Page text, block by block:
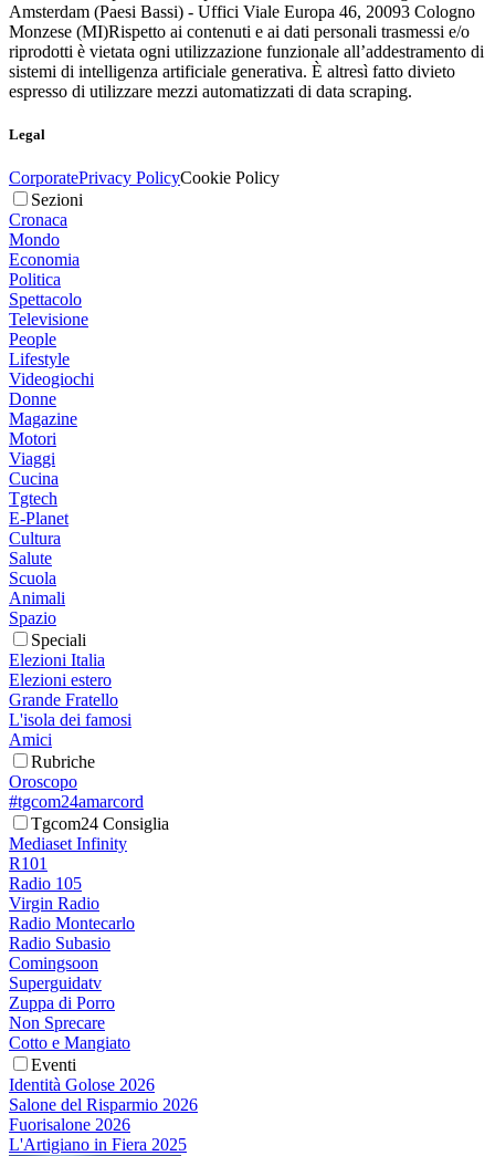
Amsterdam (Paesi Bassi) - Uffici Viale Europa 46, 20093 Cologno
Monzese (MI)Rispetto ai contenuti e ai dati personali trasmessi e/o
riprodotti è vietata ogni utilizzazione funzionale all’addestramento di
sistemi di intelligenza artificiale generativa. È altresì fatto divieto
espresso di utilizzare mezzi automatizzati di data scraping.
Legal
CorporatePrivacy PolicyCookie Policy
Sezioni
Cronaca
Mondo
Economia
Politica
Spettacolo
Televisione
People
Lifestyle
Videogiochi
Donne
Magazine
Motori
Viaggi
Cucina
Tgtech
E-Planet
Cultura
Salute
Scuola
Animali
Spazio
Speciali
Elezioni Italia
Elezioni estero
Grande Fratello
L'isola dei famosi
Amici
Rubriche
Oroscopo
#tgcom24amarcord
Tgcom24 Consiglia
Mediaset Infinity
R101
Radio 105
Virgin Radio
Radio Montecarlo
Radio Subasio
Comingsoon
Superguidatv
Zuppa di Porro
Non Sprecare
Cotto e Mangiato
Eventi
Identità Golose 2026
Salone del Risparmio 2026
Fuorisalone 2026
L'Artigiano in Fiera 2025